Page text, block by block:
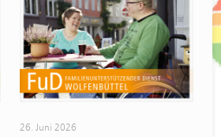
26. Juni 2026